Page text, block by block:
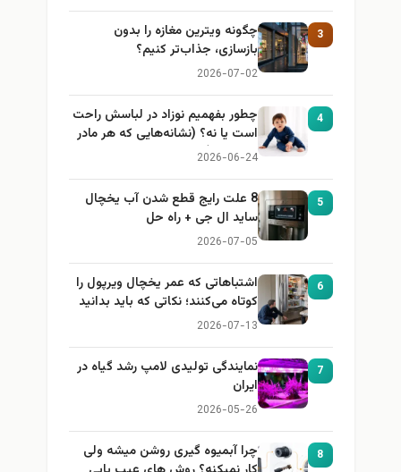
3
چگونه ویترین مغازه را بدون
بازسازی، جذاب‌تر کنیم؟
2026-07-02
4
چطور بفهمیم نوزاد در لباسش راحت
است یا نه؟ (نشانه‌هایی که هر مادر
باید بداند)
2026-06-24
5
8 علت رایج قطع شدن آب یخچال
ساید ال جی + راه حل
2026-07-05
6
اشتباهاتی که عمر یخچال ویرپول را
کوتاه می‌کنند؛ نکاتی که باید بدانید
2026-07-13
7
نمایندگی تولیدی لامپ رشد گیاه در
ایران
2026-05-26
8
چرا آبمیوه گیری روشن میشه ولی